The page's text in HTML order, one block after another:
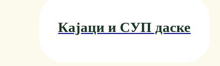
Кајаци и СУП даске